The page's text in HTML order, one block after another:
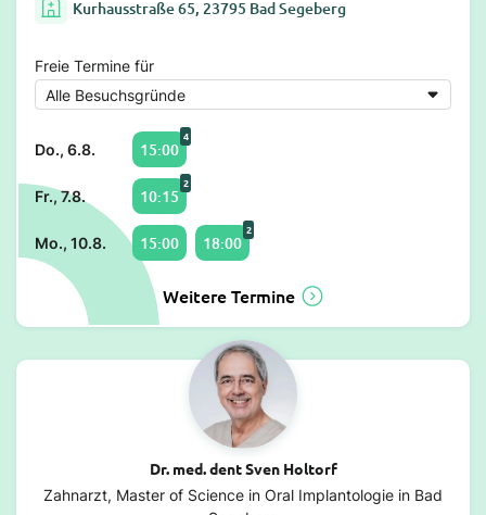
Kurhausstraße 65, 23795 Bad Segeberg
Freie Termine für
Do., 6.8. 15:00
4
Fr., 7.8. 10:15
2
Mo., 10.8. 15:00 18:00
2
Weitere Termine
Dr. med. dent Sven Holtorf
Zahnarzt, Master of Science in Oral Implantologie in Bad